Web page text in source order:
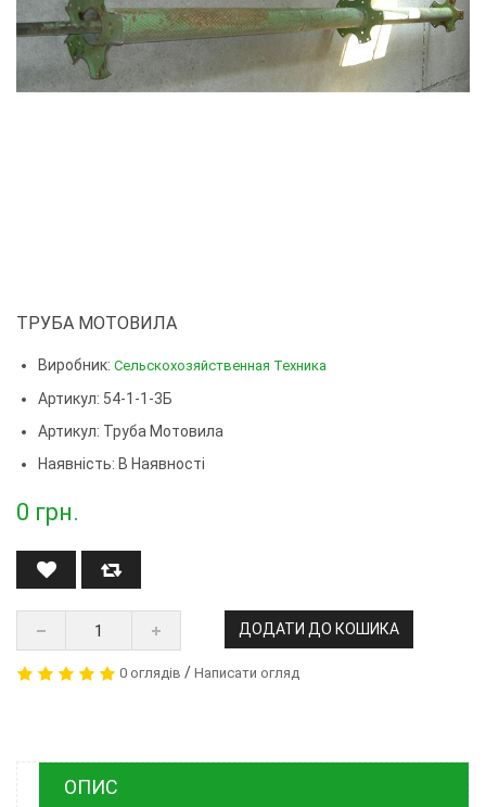
ТРУБА МОТОВИЛА
Виробник: Сельскохозяйственная Техника
Артикул: 54-1-1-3Б
Артикул: Труба Мотовила
Наявність: В Наявності
0 грн.
ДОДАТИ ДО КОШИКА
0 оглядів / Написати огляд
ОПИС